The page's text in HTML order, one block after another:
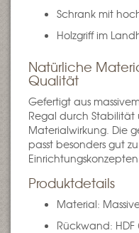
Schrank mit
Holzgriff im
Natürliche
Qualität
Gefertigt aus
Regal durch
Materialwirkung. Die
passt besonders gut
Einrichtungskonzepten.
Produktdetails
Material:
Rückwand: